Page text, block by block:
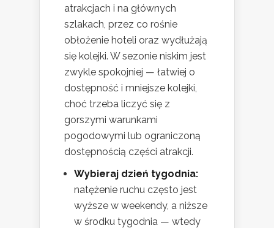
atrakcjach i na głównych
szlakach, przez co rośnie
obłożenie hoteli oraz wydłużają
się kolejki. W sezonie niskim jest
zwykle spokojniej — łatwiej o
dostępność i mniejsze kolejki,
choć trzeba liczyć się z
gorszymi warunkami
pogodowymi lub ograniczoną
dostępnością części atrakcji.
Wybieraj dzień tygodnia:
natężenie ruchu często jest
wyższe w weekendy, a niższe
w środku tygodnia — wtedy